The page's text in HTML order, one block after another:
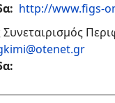
http://www.figs-
Συνεταιρισμός